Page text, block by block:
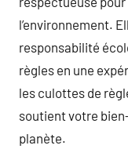
l’environnement.
responsabilité
règles en une
les culottes de
soutient votre
planète.